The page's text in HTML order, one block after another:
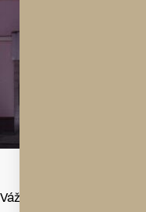
Vážení hosté,